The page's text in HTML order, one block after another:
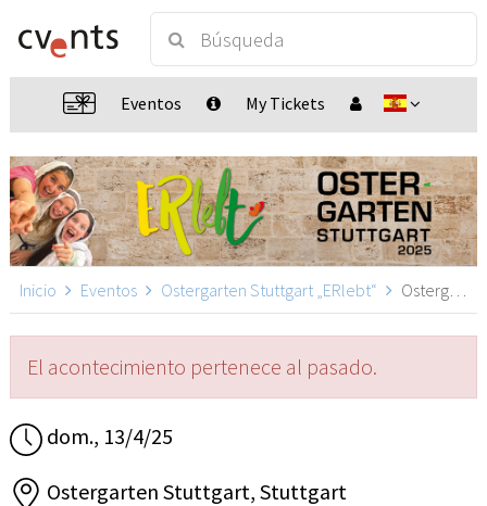
Eventos My Tickets
Inicio Eventos Ostergarten Stuttgart „ERlebt“ Ostergarten Stuttgart „ERlebt“ - 20:00 Uhr Führung, Stuttgart
El acontecimiento pertenece al pasado.
dom., 13/4/25
Ostergarten Stuttgart, Stuttgart